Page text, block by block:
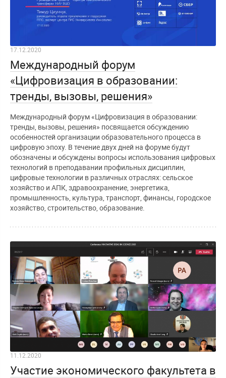
17.12.2020
Международный форум
«Цифровизация в образовании:
тренды, вызовы, решения»
Международный форум «Цифровизация в образовании:
тренды, вызовы, решения» посвящается обсуждению
особенностей организации образовательного процесса в
цифровую эпоху. В течение двух дней на форуме будут
обозначены и обсуждены вопросы использования цифровых
технологий в преподавании профильных дисциплин,
цифровые технологии в различных отраслях: сельское
хозяйство и АПК, здравоохранение, энергетика,
промышленность, культура, транспорт, финансы, городское
хозяйство, строительство, образование.
11.12.2020
Участие экономического факультета в